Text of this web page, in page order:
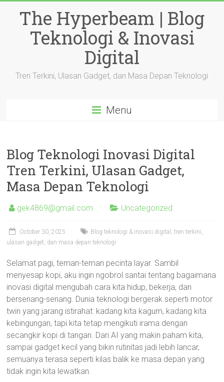
contentThe Hyperbeam | Blog
Teknologi & Inovasi
Digital
Tren Terkini, Ulasan Gadget, dan Masa Depan Teknologi
Menu
Blog Teknologi Inovasi Digital
Tren Terkini, Ulasan Gadget,
Masa Depan Teknologi
gek4869@gmail.com Uncategorized
October 30, 2025
Blog teknologi & inovasi digital, tren terkini,
ulasan gadget, dan masa depan teknologi
Selamat pagi, teman-teman pecinta layar. Sambil
menyesap kopi, aku ingin ngobrol santai tentang bagaimana
inovasi digital mengubah cara kita hidup, bekerja, dan
bersenang-senang. Dunia teknologi bergerak seperti motor
twin yang jarang istirahat: kadang kita kagum, kadang kita
kebingungan, tapi kita tetap mengikuti irama dengan
secangkir kopi di tangan. Dari AI yang makin paham kita,
sampai gadget kecil yang bikin rutinitas jadi lebih lancar,
semuanya terasa seperti kilas balik ke masa depan yang
tidak ingin kita lewatkan.